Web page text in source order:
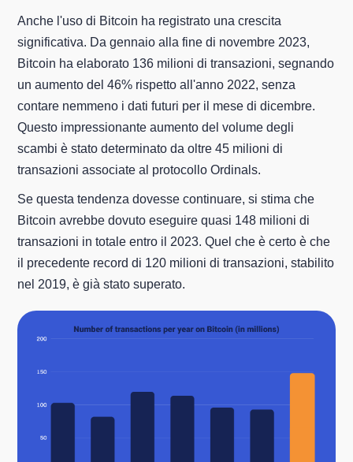
Anche l'uso di Bitcoin ha registrato una crescita
significativa. Da gennaio alla fine di novembre 2023,
Bitcoin ha elaborato 136 milioni di transazioni, segnando
un aumento del 46% rispetto all'anno 2022, senza
contare nemmeno i dati futuri per il mese di dicembre.
Questo impressionante aumento del volume degli
scambi è stato determinato da oltre 45 milioni di
transazioni associate al protocollo Ordinals.
Se questa tendenza dovesse continuare, si stima che
Bitcoin avrebbe dovuto eseguire quasi 148 milioni di
transazioni in totale entro il 2023. Quel che è certo è che
il precedente record di 120 milioni di transazioni, stabilito
nel 2019, è già stato superato.